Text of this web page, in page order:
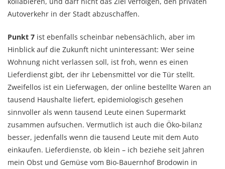
Autoverkehr in der Stadt abzuschaffen.
Punkt 7 ist ebenfalls scheinbar nebensächlich, aber im
Hinblick auf die Zukunft nicht uninteressant: Wer seine
Wohnung nicht verlassen soll, ist froh, wenn es einen
Lieferdienst gibt, der ihr Lebensmittel vor die Tür stellt.
Zweifellos ist ein Lieferwagen, der online bestellte Waren an
tausend Haushalte liefert, epidemiologisch gesehen
sinnvoller als wenn tausend Leute einen Supermarkt
zusammen aufsuchen. Vermutlich ist auch die Öko-bilanz
besser, jedenfalls wenn die tausend Leute mit dem Auto
einkaufen. Lieferdienste, ob klein – ich beziehe seit Jahren
mein Obst und Gemüse vom Bio-Bauernhof Brodowin in